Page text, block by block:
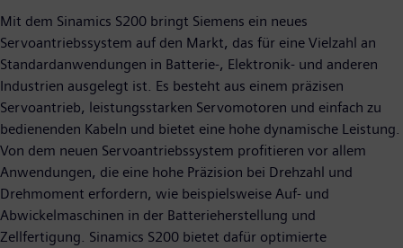
Mit dem Sinamics S200 bringt Siemens ein neues
Servoantriebssystem auf den Markt, das für eine Vielzahl an
Standardanwendungen in Batterie-, Elektronik- und anderen
Industrien ausgelegt ist. Es besteht aus einem präzisen
Servoantrieb, leistungsstarken Servomotoren und einfach zu
bedienenden Kabeln und bietet eine hohe dynamische Leistung.
Von dem neuen Servoantriebssystem profitieren vor allem
Anwendungen, die eine hohe Präzision bei Drehzahl und
Drehmoment erfordern, wie beispielsweise Auf- und
Abwickelmaschinen in der Batterieherstellung und
Zellfertigung. Sinamics S200 bietet dafür optimierte